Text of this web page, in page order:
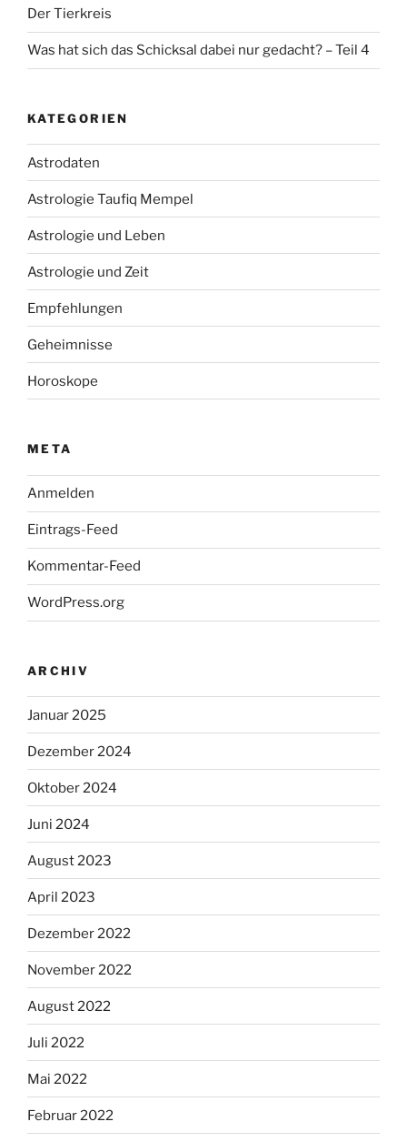
Der Tierkreis
Was hat sich das Schicksal dabei nur gedacht? – Teil 4
KATEGORIEN
Astrodaten
Astrologie Taufiq Mempel
Astrologie und Leben
Astrologie und Zeit
Empfehlungen
Geheimnisse
Horoskope
META
Anmelden
Eintrags-Feed
Kommentar-Feed
WordPress.org
ARCHIV
Januar 2025
Dezember 2024
Oktober 2024
Juni 2024
August 2023
April 2023
Dezember 2022
November 2022
August 2022
Juli 2022
Mai 2022
Februar 2022